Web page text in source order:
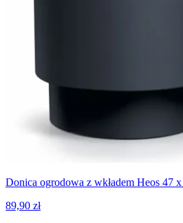
Donica ogrodowa z wkładem Heos 47
89,90 zł